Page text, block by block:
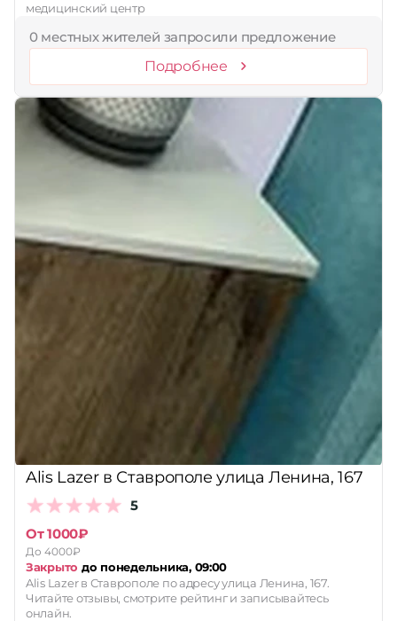
медицинский центр
0 местных жителей запросили предложение
Подробнее
Alis Lazer в Ставрополе улица Ленина, 167
5
От 1000₽
До 4000₽
Закрыто до понедельника, 09:00
Alis Lazer в Ставрополе по адресу улица Ленина, 167.
Читайте отзывы, смотрите рейтинг и записывайтесь
онлайн.